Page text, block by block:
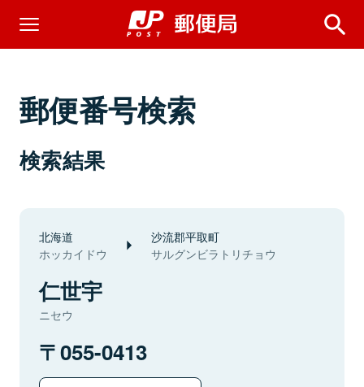
郵便番号検索
検索結果
北海道
ホッカイドウ
沙流郡平取町
サルグンビラトリチョウ
仁世宇
ニセウ
055-0413